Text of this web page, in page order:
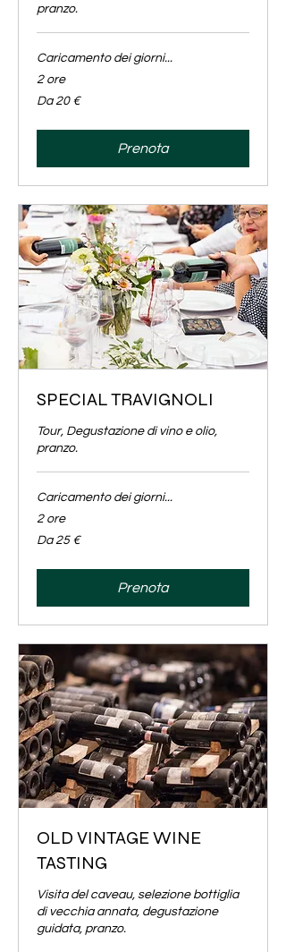
pranzo.
Caricamento dei giorni...
2 ore
Da
20
Da 20 €
Prenota
SPECIAL TRAVIGNOLI
Tour, Degustazione di vino e olio,
pranzo.
Caricamento dei giorni...
2 ore
Da
25
Da 25 €
Prenota
OLD VINTAGE WINE
TASTING
Visita del caveau, selezione bottiglia
di vecchia annata, degustazione
guidata, pranzo.